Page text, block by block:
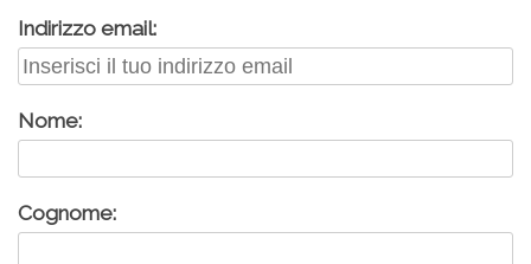
Indirizzo email:
Nome:
Cognome: